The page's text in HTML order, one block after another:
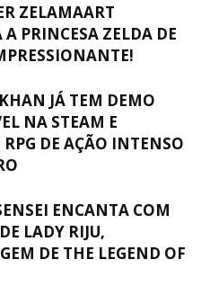
ZELAMAART
PRINCESA ZELDA DE
JÁ TEM DEMO
NA STEAM E
RPG DE AÇÃO INTENSO
ENCANTA COM
LADY RIJU,
DE THE LEGEND OF